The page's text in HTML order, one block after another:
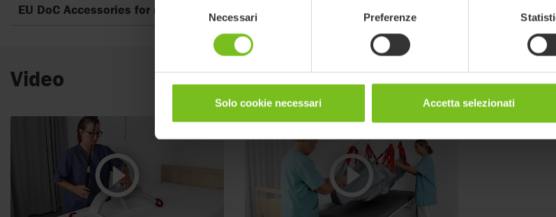
del
Necessari Preferenze
Solo cookie necessari Accetta selezionati
EU DoC Accessories for mobile and ceiling hoists
Video